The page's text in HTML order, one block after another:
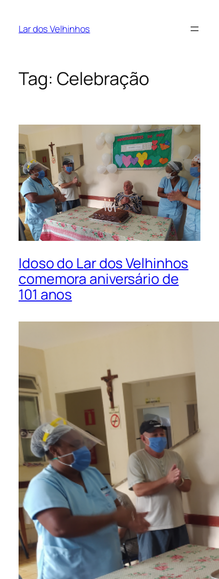
Lar dos Velhinhos
Tag: Celebração
Idoso do Lar dos Velhinhos
comemora aniversário de
101 anos